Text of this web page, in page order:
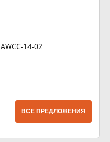
AWCC-14-02
ВСЕ ПРЕДЛОЖЕНИЯ